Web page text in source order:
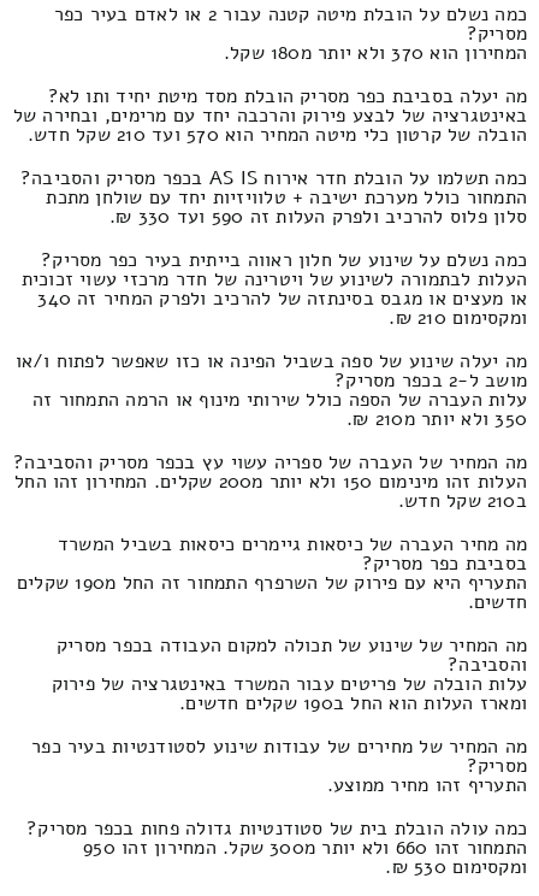
כמה נשלם על הובלת מיטה קטנה עבור 2 או לאדם בעיר כפר
מסריק?
המחירון הוא 370 ולא יותר מ180 שקל.
מה יעלה בסביבת כפר מסריק הובלת מסד מיטת יחיד ותו לא?
באינטגרציה של לבצע פירוק והרכבה יחד עם מרימים, ובחירה של
הובלה של קרטון כלי מיטה המחיר הוא 570 ועד 210 שקל חדש.
כמה תשלמו על הובלת חדר אירוח AS IS בכפר מסריק והסביבה?
התמחור כולל מערכת ישיבה + טלוויזיות יחד עם שולחן מתכת
סלון פלוס להרכיב ולפרק העלות זה 590 ועד 330 ₪.
כמה נשלם על שינוע של חלון ראווה בייתית בעיר כפר מסריק?
העלות לבתמורה לשינוע של ויטרינה של חדר מרכזי עשוי זכוכית
או מעצים או מגבס בסינתזה של להרכיב ולפרק המחיר זה 340
ומקסימום 210 ₪.
מה יעלה שינוע של ספה בשביל הפינה או כזו שאפשר לפתוח ו/או
מושב ל-2 בכפר מסריק?
עלות העברה של הספה כולל שירותי מינוף או הרמה התמחור זה
350 ולא יותר מ210 ₪.
מה המחיר של העברה של ספריה עשוי עץ בכפר מסריק והסביבה?
העלות זהו מינימום 150 ולא יותר מ200 שקלים. המחירון זהו החל
ב210 שקל חדש.
מה מחיר העברה של כיסאות גיימרים כיסאות בשביל המשרד
בסביבת כפר מסריק?
התעריף היא עם פירוק של השרפרף התמחור זה החל מ190 שקלים
חדשים.
מה המחיר של שינוע של תכולה למקום העבודה בכפר מסריק
והסביבה?
עלות הובלה של פריטים עבור המשרד באינטגרציה של פירוק
ומארז העלות הוא החל ב190 שקלים חדשים.
מה המחיר של מחירים של עבודות שינוע לסטודנטיות בעיר כפר
מסריק?
התעריף זהו מחיר ממוצע.
כמה עולה הובלת בית של סטודנטיות גדולה פחות בכפר מסריק?
התמחור זהו 660 ולא יותר מ300 שקל. המחירון זהו 950
ומקסימום 530 ₪.